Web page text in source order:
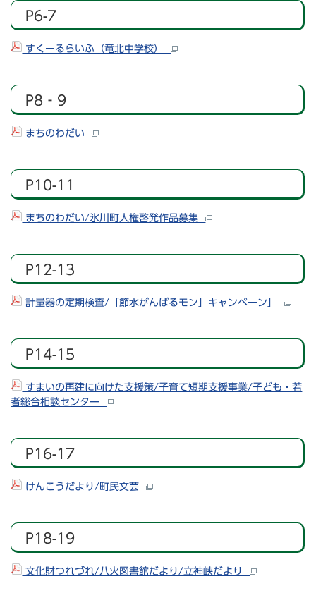
P6-7
すくーるらいふ（竜北中学校）
P8‐9
まちのわだい
P10-11
まちのわだい/氷川町人権啓発作品募集
P12-13
計量器の定期検査/「節水がんばるモン」キャンペーン」
P14-15
すまいの再建に向けた支援策/子育て短期支援事業/子ども・若
者総合相談センター
P16-17
けんこうだより/町民文芸
P18-19
文化財つれづれ/八火図書館だより/立神峡だより